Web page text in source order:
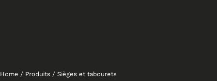
Home / Produits / Sièges et tabourets